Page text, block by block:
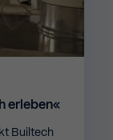
erleben«
Builtech